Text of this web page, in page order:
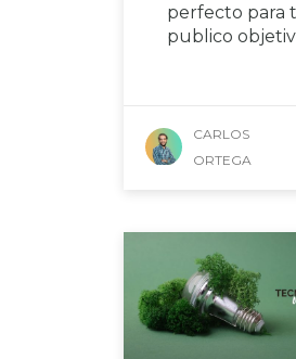
perfecto para
publico
CARLOS
ORTEGA